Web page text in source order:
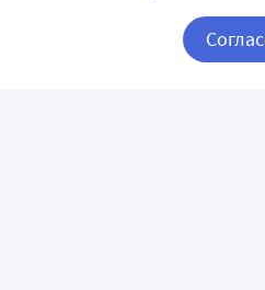
3. Официальная инструкция от